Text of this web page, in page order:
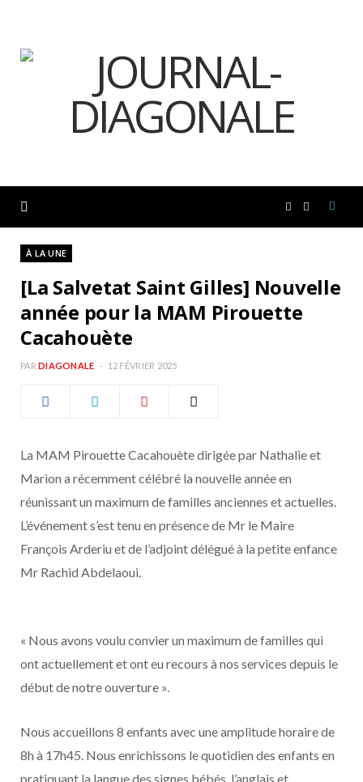
c
o
s
r
À LA UNE
[La Salvetat Saint Gilles] Nouvelle
année pour la MAM Pirouette
Cacahouète
PAR DIAGONALE 12 FÉVRIER 2025
La MAM Pirouette Cacahouète dirigée par Nathalie et
Marion a récemment célébré la nouvelle année en
réunissant un maximum de familles anciennes et actuelles.
L’événement s’est tenu en présence de Mr le Maire
François Arderiu et de l’adjoint délégué à la petite enfance
Mr Rachid Abdelaoui.
« Nous avons voulu convier un maximum de familles qui
ont actuellement et ont eu recours à nos services depuis le
début de notre ouverture ».
Nous accueillons 8 enfants avec une amplitude horaire de
8h à 17h45. Nous enrichissons le quotidien des enfants en
pratiquant la langue des signes bébés, l’anglais et